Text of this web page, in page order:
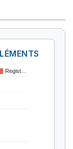
Regist…